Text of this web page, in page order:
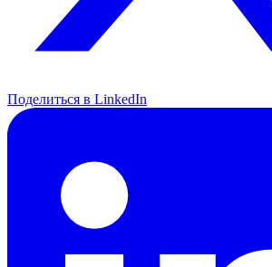
Поделиться в LinkedIn